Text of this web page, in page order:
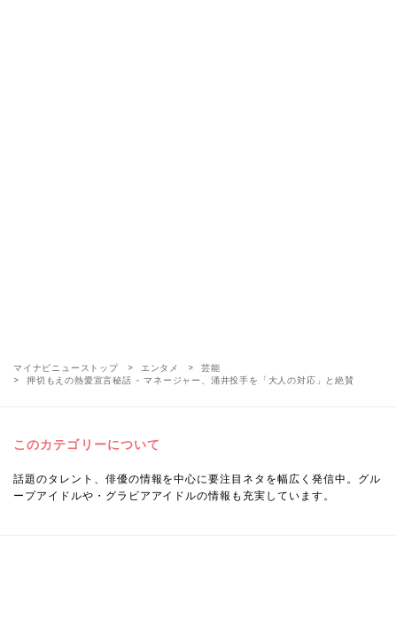
マイナビニューストップ エンタメ
芸能
押切もえの熱愛宣言秘話 - マネージャー、涌井投手を「大人の対応」と絶賛
このカテゴリーについて
話題のタレント、俳優の情報を中心に要注目ネタを幅広く発信中。グル
ープアイドルや・グラビアアイドルの情報も充実しています。